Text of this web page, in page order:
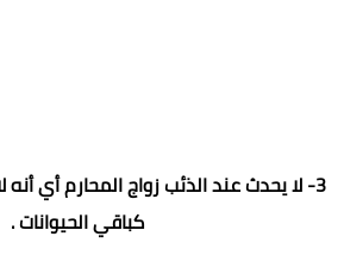
3- لا يحدث عند الذئب زواج المحارم أي
كباقي الحيوانات .